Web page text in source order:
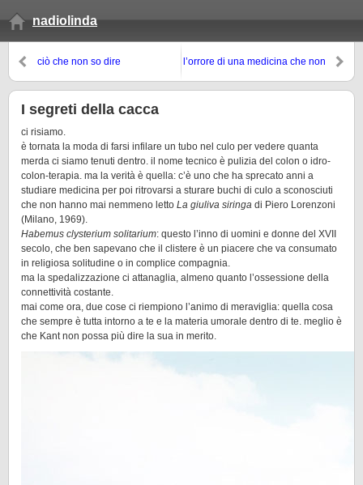
nadiolinda
ciò che non so dire
l’orrore di una medicina che non
I segreti della cacca
ci risiamo.
è tornata la moda di farsi infilare un tubo nel culo per vedere quanta
merda ci siamo tenuti dentro. il nome tecnico è pulizia del colon o idro-
colon-terapia. ma la verità è quella: c’è uno che ha sprecato anni a
studiare medicina per poi ritrovarsi a sturare buchi di culo a sconosciuti
che non hanno mai nemmeno letto La giuliva siringa di Piero Lorenzoni
(Milano, 1969).
Habemus clysterium solitarium: questo l’inno di uomini e donne del XVII
secolo, che ben sapevano che il clistere è un piacere che va consumato
in religiosa solitudine o in complice compagnia.
ma la spedalizzazione ci attanaglia, almeno quanto l’ossessione della
connettività costante.
mai come ora, due cose ci riempiono l’animo di meraviglia: quella cosa
che sempre è tutta intorno a te e la materia umorale dentro di te. meglio è
che Kant non possa più dire la sua in merito.